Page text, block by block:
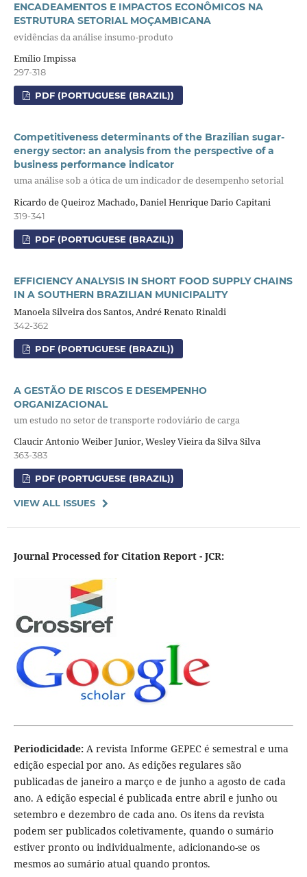
ENCADEAMENTOS E IMPACTOS ECONÔMICOS NA
ESTRUTURA SETORIAL MOÇAMBICANA
evidências da análise insumo-produto
Emílio Impissa
297-318
PDF (PORTUGUESE (BRAZIL))
Competitiveness determinants of the Brazilian sugar-
energy sector: an analysis from the perspective of a
business performance indicator
uma análise sob a ótica de um indicador de desempenho setorial
Ricardo de Queiroz Machado, Daniel Henrique Dario Capitani
319-341
PDF (PORTUGUESE (BRAZIL))
EFFICIENCY ANALYSIS IN SHORT FOOD SUPPLY CHAINS
IN A SOUTHERN BRAZILIAN MUNICIPALITY
Manoela Silveira dos Santos, André Renato Rinaldi
342-362
PDF (PORTUGUESE (BRAZIL))
A GESTÃO DE RISCOS E DESEMPENHO
ORGANIZACIONAL
um estudo no setor de transporte rodoviário de carga
Claucir Antonio Weiber Junior, Wesley Vieira da Silva Silva
363-383
PDF (PORTUGUESE (BRAZIL))
VIEW ALL ISSUES
Journal Processed for Citation Report - JCR:
Periodicidade: A revista Informe GEPEC é semestral e uma
edição especial por ano. As edições regulares são
publicadas de janeiro a março e de junho a agosto de cada
ano. A edição especial é publicada entre abril e junho ou
setembro e dezembro de cada ano. Os itens da revista
podem ser publicados coletivamente, quando o sumário
estiver pronto ou individualmente, adicionando-se os
mesmos ao sumário atual quando prontos.